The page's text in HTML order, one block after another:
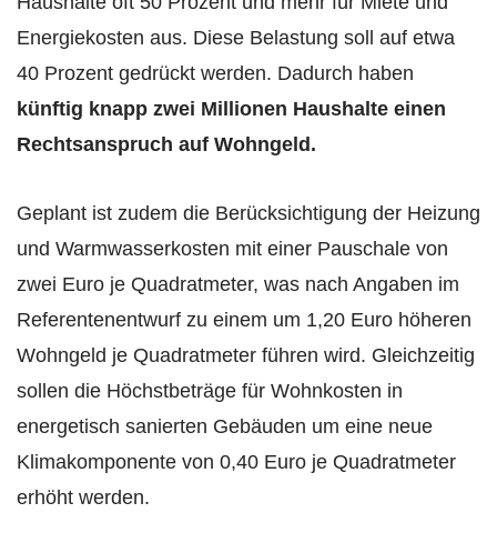
Energiekosten aus. Diese Belastung soll auf etwa
40 Prozent gedrückt werden. Dadurch haben
künftig knapp zwei Millionen Haushalte einen
Rechtsanspruch auf Wohngeld.
Geplant ist zudem die Berücksichtigung der Heizung
und Warmwasserkosten mit einer Pauschale von
zwei Euro je Quadratmeter, was nach Angaben im
Referentenentwurf zu einem um 1,20 Euro höheren
Wohngeld je Quadratmeter führen wird. Gleichzeitig
sollen die Höchstbeträge für Wohnkosten in
energetisch sanierten Gebäuden um eine neue
Klimakomponente von 0,40 Euro je Quadratmeter
erhöht werden.